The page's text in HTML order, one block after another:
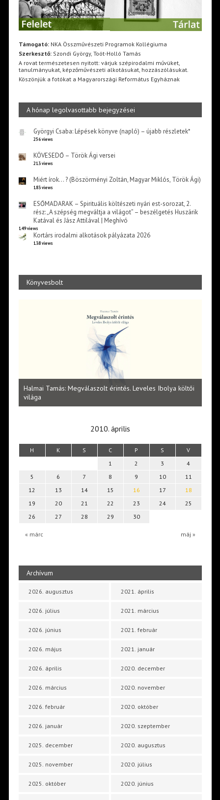
Támogató:NKA Összművészeti Programok Kollégiuma
Szerkesztő:Szondi György, Toót-Holló Tamás
A rovat természetesen nyitott: várjuk szépirodalmi művüket,
tanulmányukat, képzőművészeti alkotásukat, hozzászólásukat.
Köszönjük a fotókat a Magyarországi Református Egyháznak
A hónap legolvasottabb bejegyzései
Györgyi Csaba: Lépések könyve (napló) – újabb részletek*
256 views
KÖVESEDŐ – Török Ági versei
213 views
Miért írok… ? (Böszörményi Zoltán, Magyar Miklós, Török Ági)
183 views
ESŐMADARAK – Spirituális költészeti nyári est-sorozat, 2.
rész: „A szépség megváltja a világot” – beszélgetés Huszárik
Katával és Jász Attilával | Meghívó
149 views
Kortárs irodalmi alkotások pályázata 2026
138 views
Könyvesbolt
Halmai Tamás: Megválaszolt érintés. Leveles Ibolya költői
világa
2010. április
H K S C P S V
« márc máj »
1 2 3
4
5
6 7 8 9 10
11
12
13 14 15 16 17
18
19
20 21 22 23 24
25
26
27 28 29 30
Archívum
2026. augusztus
2026. július
2026. június
2026. május
2026. április
2026. március
2026. február
2026. január
2025. december
2025. november
2025. október
2021. április
2021. március
2021. február
2021. január
2020. december
2020. november
2020. október
2020. szeptember
2020. augusztus
2020. július
2020. június